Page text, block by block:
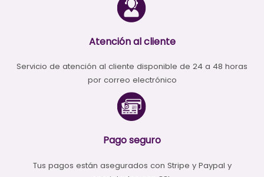
Atención al cliente
Servicio de atención al cliente disponible de 24 a 48 horas
por correo electrónico
Pago seguro
Tus pagos están asegurados con Stripe y Paypal y